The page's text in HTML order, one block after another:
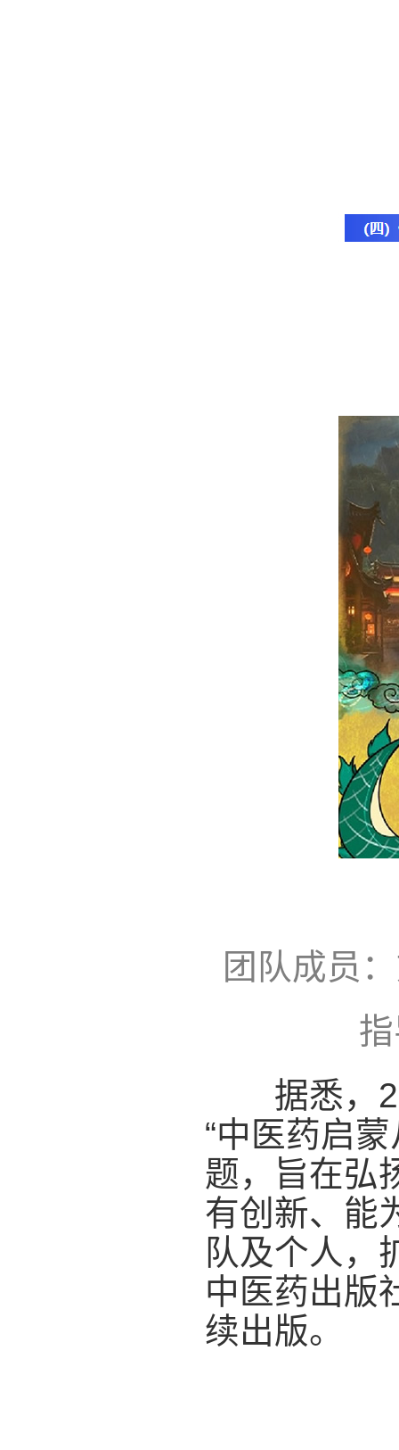
团队成员
据悉，
“中医药启
题，旨在弘
有创新、能
队及个人，
中医药出版
续出版。